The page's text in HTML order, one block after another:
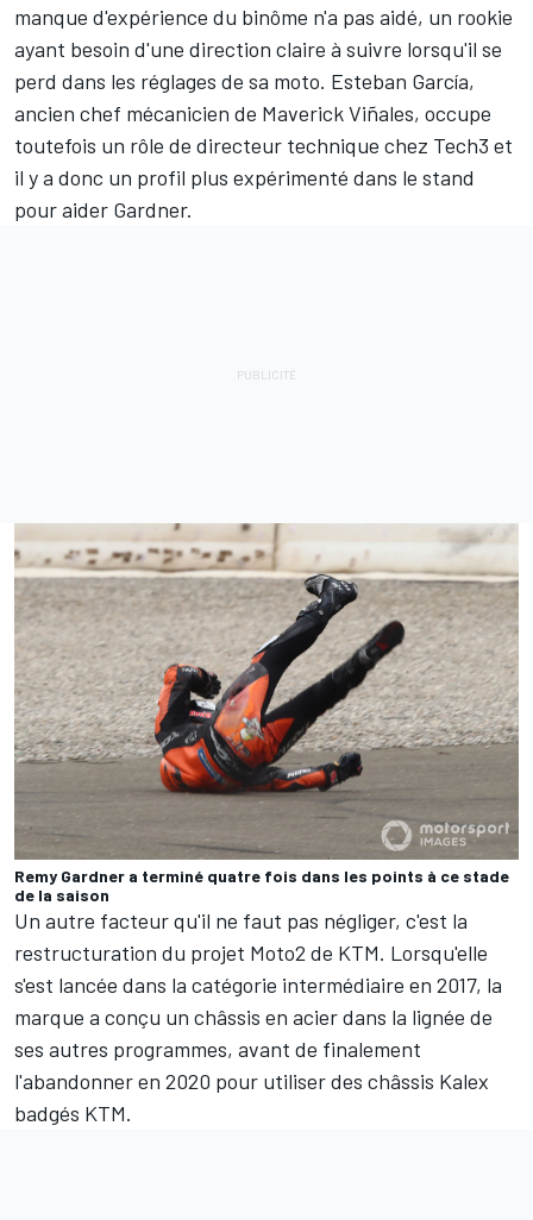
manque d'expérience du binôme n'a pas aidé, un rookie
ayant besoin d'une direction claire à suivre lorsqu'il se
perd dans les réglages de sa moto. Esteban García,
ancien chef mécanicien de Maverick Viñales, occupe
toutefois un rôle de directeur technique chez Tech3 et
il y a donc un profil plus expérimenté dans le stand
pour aider Gardner.
Remy Gardner a terminé quatre fois dans les points à ce stade
de la saison
Un autre facteur qu'il ne faut pas négliger, c'est la
restructuration du projet Moto2 de KTM. Lorsqu'elle
s'est lancée dans la catégorie intermédiaire en 2017, la
marque a conçu un châssis en acier dans la lignée de
ses autres programmes, avant de finalement
l'abandonner en 2020 pour utiliser des châssis Kalex
badgés KTM.